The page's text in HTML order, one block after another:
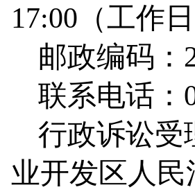
17:00 （工作
邮政编码：
联系电话：
行政诉讼受
业开发区人民